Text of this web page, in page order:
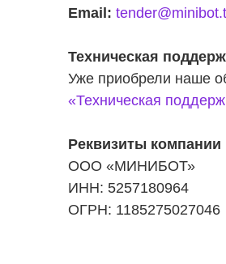
Email:
Техническая
Уже приобрели наше
«Техническая
Реквизиты компании
ООО «МИНИБОТ»
ИНН: 5257180964
ОГРН: 1185275027046